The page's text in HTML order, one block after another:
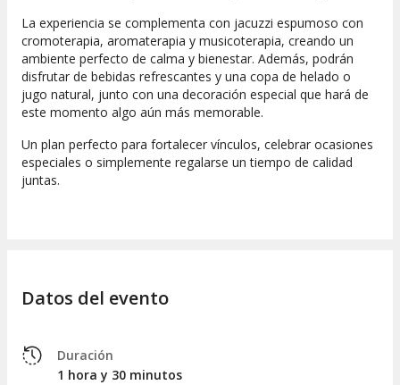
La experiencia se complementa con jacuzzi espumoso con
cromoterapia, aromaterapia y musicoterapia, creando un
ambiente perfecto de calma y bienestar. Además, podrán
disfrutar de bebidas refrescantes y una copa de helado o
jugo natural, junto con una decoración especial que hará de
este momento algo aún más memorable.
Un plan perfecto para fortalecer vínculos, celebrar ocasiones
especiales o simplemente regalarse un tiempo de calidad
juntas.
Datos del evento
Duración
1 hora y 30 minutos